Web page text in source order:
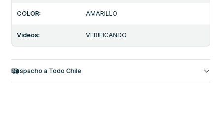
COLOR: AMARILLO
Videos: VERIFICANDO
Despacho a Todo Chile